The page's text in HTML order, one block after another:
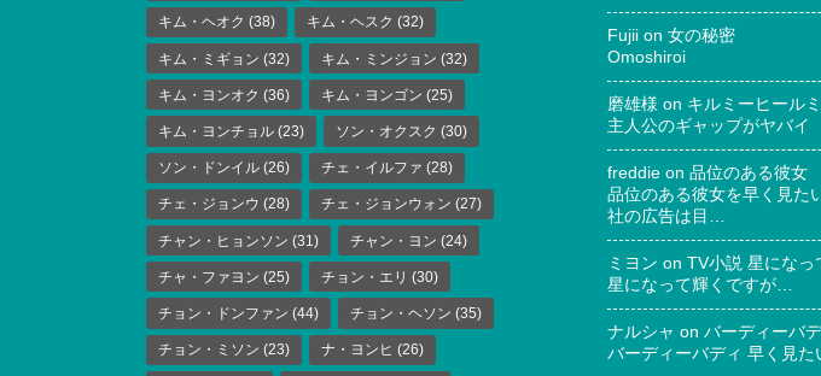
キム・ヘオク (38) キム・ヘスク (32)
キム・ミギョン (32) キム・ミンジョン (32)
キム・ヨンオク (36) キム・ヨンゴン (25)
キム・ヨンチョル (23) ソン・オクスク (30)
ソン・ドンイル (26) チェ・イルファ (28)
チェ・ジョンウ (28) チェ・ジョンウォン (27)
チャン・ヒョンソン (31) チャン・ヨン (24)
チャ・ファヨン (25) チョン・エリ (30)
チョン・ドンファン (44) チョン・ヘソン (35)
チョン・ミソン (23) ナ・ヨンヒ (26)
Fujii on 女の秘密
Omoshiroi
磨雄様 on キルミーヒール
主人公のギャップがヤバイ
freddie on 品位のある彼女
品位のある彼女を早く見た
社の広告は目…
ミヨン on TV小説 星になっ
星になって輝くですが…
ナルシャ on バーディーバ
バーディーバディ 早く見た